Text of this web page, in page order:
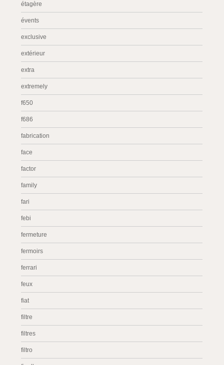
étagère
évents
exclusive
extérieur
extra
extremely
f650
f686
fabrication
face
factor
family
fari
febi
fermeture
fermoirs
ferrari
feux
fiat
filtre
filtres
filtro